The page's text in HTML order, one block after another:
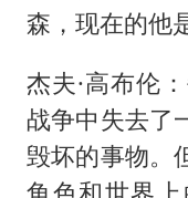
森，现在的他
杰夫·高布伦
战争中失去了
毁坏的事物。